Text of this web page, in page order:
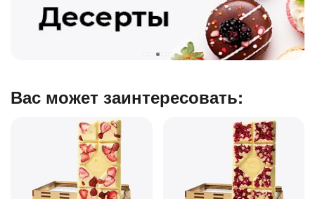
Вас может заинтересовать: